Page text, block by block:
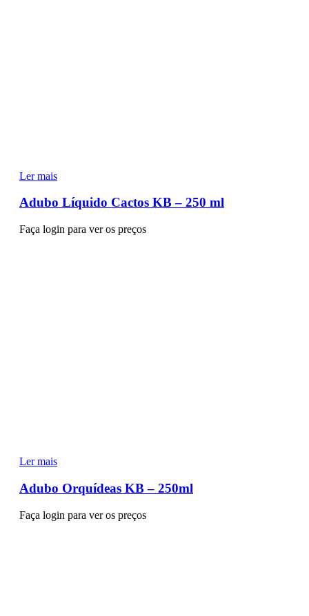
Ler mais
Adubo Líquido Cactos KB – 250 ml
Faça login para ver os preços
Ler mais
Adubo Orquídeas KB – 250ml
Faça login para ver os preços